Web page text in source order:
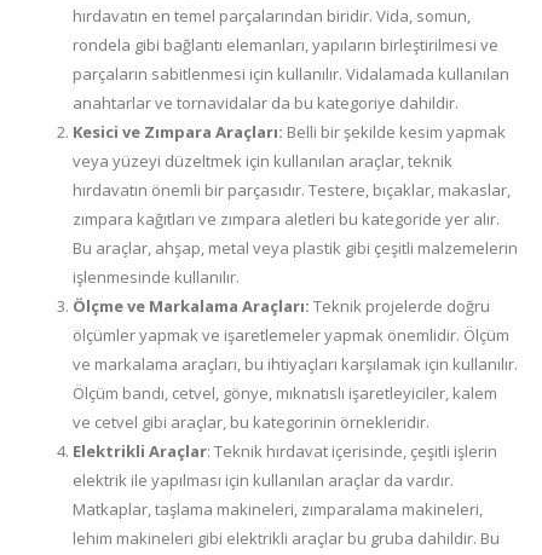
hırdavatın en temel parçalarından biridir. Vida, somun,
rondela gibi bağlantı elemanları, yapıların birleştirilmesi ve
parçaların sabitlenmesi için kullanılır. Vidalamada kullanılan
anahtarlar ve tornavidalar da bu kategoriye dahildir.
Kesici ve Zımpara Araçları: Belli bir şekilde kesim yapmak
veya yüzeyi düzeltmek için kullanılan araçlar, teknik
hırdavatın önemli bir parçasıdır. Testere, bıçaklar, makaslar,
zımpara kağıtları ve zımpara aletleri bu kategoride yer alır.
Bu araçlar, ahşap, metal veya plastik gibi çeşitli malzemelerin
işlenmesinde kullanılır.
Ölçme ve Markalama Araçları: Teknik projelerde doğru
ölçümler yapmak ve işaretlemeler yapmak önemlidir. Ölçüm
ve markalama araçları, bu ihtiyaçları karşılamak için kullanılır.
Ölçüm bandı, cetvel, gönye, mıknatıslı işaretleyiciler, kalem
ve cetvel gibi araçlar, bu kategorinin örnekleridir.
Elektrikli Araçlar: Teknik hırdavat içerisinde, çeşitli işlerin
elektrik ile yapılması için kullanılan araçlar da vardır.
Matkaplar, taşlama makineleri, zımparalama makineleri,
lehim makineleri gibi elektrikli araçlar bu gruba dahildir. Bu